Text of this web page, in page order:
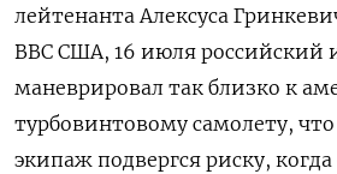
лейтенанта Алексуса
ВВС США, 16 июля российский
маневрировал так близко к
турбовинтовому самолету,
экипаж подвергся риску,